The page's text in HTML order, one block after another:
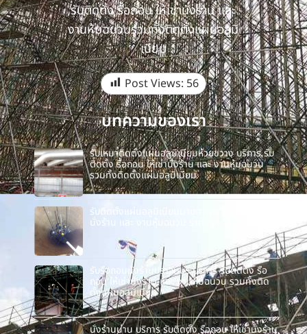
รับติดตั้ง รื้อถอน ให้เช่านั่งร้าน และ
งานหุ้มฉนวนรวมทั้งติดตั้งแผ่นอลูมิ
เนียม
Post Views: 56
บทความของเรา
รับเหมาติดตั้งแผ่นอลูมิเนียมห้วยขวาง บริการ รับ
ติดตั้ง รื้อถอน ให้เช่านั่งร้าน และ งานหุ้มฉนวน
รวมทั้งติดตั้งแผ่นอลูมิเนียม
รับติดตั้งแผ่นอลูมิเนียมมาบตาพุด รับติดตั้ง ให้เช่า
นั่งร้าน และ งานหุ้มฉนวน ราคาถูก
รับรื้อถอนนั่งร้านปราจีนบุรี บริการ รับติดตั้ง รื้อ
ถอน ให้เช่านั่งร้าน และ งานหุ้มฉนวน รวมทั้งติด
ตั้งแผ่นอลูมิเนียม
นั่งร้านน่าน บริการ รับติดตั้ง รื้อถอน ให้เช่านั่งร้าน